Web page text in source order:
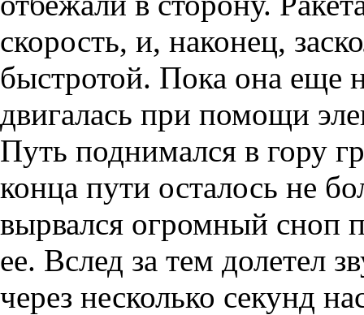
скорость, и, наконец,
быстротой. Пока она еще
двигалась при помощи
Путь поднимался в гору
конца пути осталось не
вырвался огромный сноп
ее. Вслед за тем долетел
через несколько секунд